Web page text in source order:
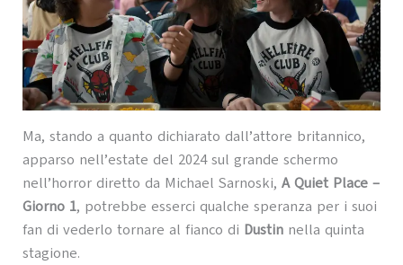
Ma, stando a quanto dichiarato dall’attore britannico,
apparso nell’estate del 2024 sul grande schermo
nell’horror diretto da Michael Sarnoski, A Quiet Place –
Giorno 1, potrebbe esserci qualche speranza per i suoi
fan di vederlo tornare al fianco di Dustinnella quinta
stagione.